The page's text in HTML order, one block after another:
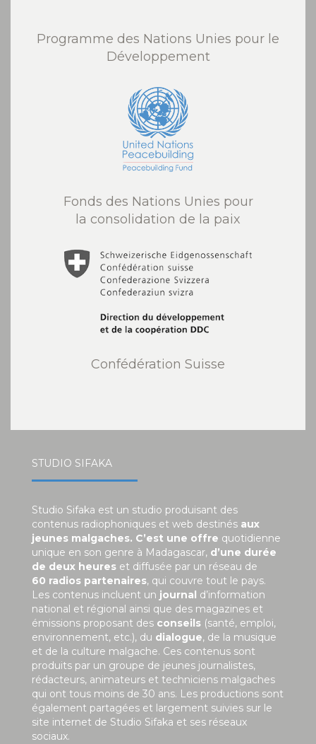
Programme des Nations Unies pour le
Développement
Fonds des Nations Unies pour
la consolidation de la paix
Confédération Suisse
STUDIO SIFAKA
Studio Sifaka est un studio produisant des
contenus radiophoniques et web destinés aux
jeunes malgaches. C’est une offre quotidienne
unique en son genre à Madagascar, d’une durée
de deux heures et diffusée par un réseau de
60 radios partenaires, qui couvre tout le pays.
Les contenus incluent un journal d’information
national et régional ainsi que des magazines et
émissions proposant des conseils (santé, emploi,
environnement, etc.), du dialogue, de la musique
et de la culture malgache. Ces contenus sont
produits par un groupe de jeunes journalistes,
rédacteurs, animateurs et techniciens malgaches
qui ont tous moins de 30 ans. Les productions sont
également partagées et largement suivies sur le
site internet de Studio Sifaka et ses réseaux
sociaux.